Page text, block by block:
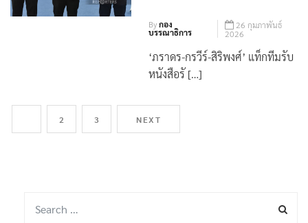
Byกอง
บรรณาธิการ
26 กุมภาพันธ์
2026
‘ภราดร-กรวีร์-สิริพงศ์’ แท็กทีมรับ
หนังสือรั […]
2 3 NEXT